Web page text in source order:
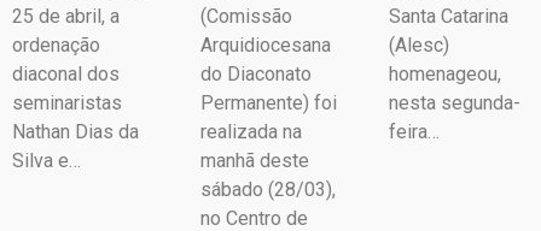
25 de abril, a
ordenação
diaconal dos
seminaristas
Nathan Dias da
Silva e…
(Comissão
Arquidiocesana
do Diaconato
Permanente) foi
realizada na
manhã deste
sábado (28/03),
no Centro de
Santa Catarina
(Alesc)
homenageou,
nesta segunda-
feira…